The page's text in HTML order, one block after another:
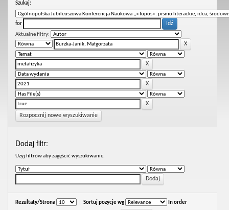
Szukaj:
for
Aktualne filtry:
Rozpocznij nowe wyszukiwanie
Dodaj filtr:
Uzyj filtrów aby zagęścić wyszukiwanie.
Rezultaty/Strona Sortuj pozycje wg In order